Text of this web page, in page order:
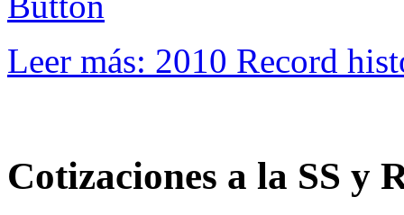
Leer más: 2010 Record
Cotizaciones a la SS y